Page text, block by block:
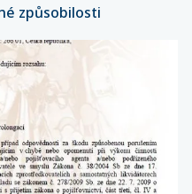
způsobilosti